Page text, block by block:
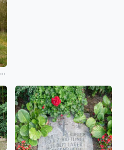
Gedenksäule - ehemalige Klosterkirche St. Peter